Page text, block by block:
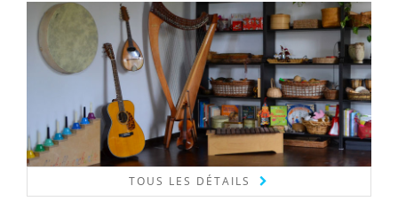
TOUS LES DÉTAILS